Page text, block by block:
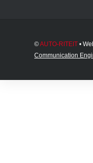
©AUTO-RITEIT •
Communication